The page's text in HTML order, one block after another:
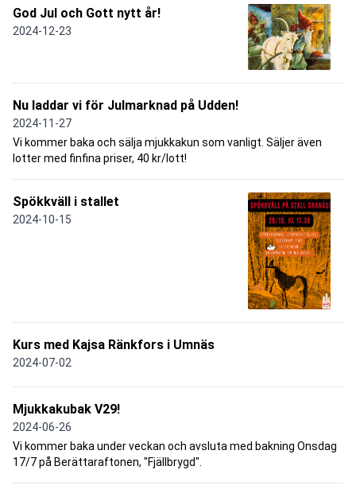
God Jul och Gott nytt år!
2024-12-23
Nu laddar vi för Julmarknad på Udden!
2024-11-27
Vi kommer baka och sälja mjukkakun som vanligt. Säljer även
lotter med finfina priser, 40 kr/lott!
Spökkväll i stallet
2024-10-15
Kurs med Kajsa Ränkfors i Umnäs
2024-07-02
Mjukkakubak V29!
2024-06-26
Vi kommer baka under veckan och avsluta med bakning Onsdag
17/7 på Berättaraftonen, "Fjällbrygd".